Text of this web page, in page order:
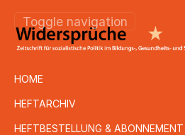
Toggle navigation
HOME
HEFTARCHIV
HEFTBESTELLUNG & ABONNEMENT